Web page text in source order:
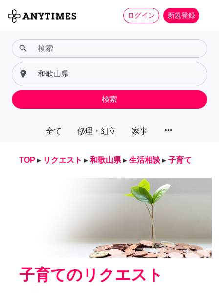
ログイン 新規登録
全て 修理・組立 家事 more_horiz
search
place
検索
TOP ▸ リクエスト ▸ 和歌山県 ▸ 生活相談 ▸ 子育て
子育てのリクエスト